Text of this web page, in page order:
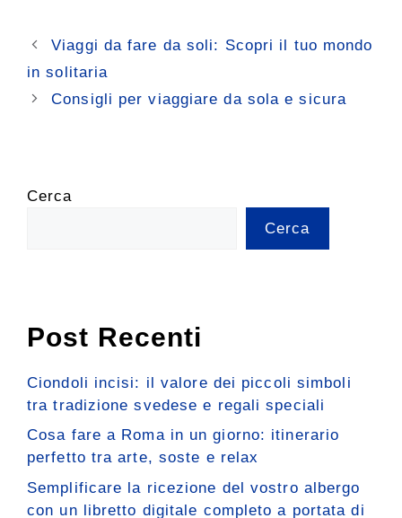
Viaggi da fare da soli: Scopri il tuo mondo
in solitaria
Consigli per viaggiare da sola e sicura
Cerca
Cerca
Post Recenti
Ciondoli incisi: il valore dei piccoli simboli
tra tradizione svedese e regali speciali
Cosa fare a Roma in un giorno: itinerario
perfetto tra arte, soste e relax
Semplificare la ricezione del vostro albergo
con un libretto digitale completo a portata di